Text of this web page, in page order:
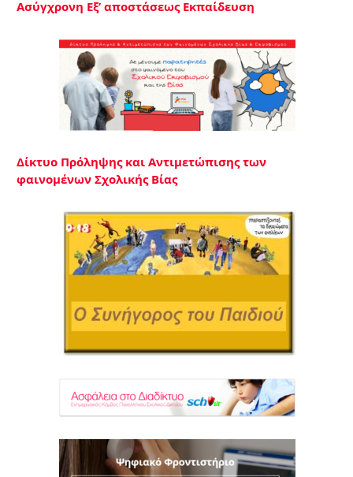
Ασύγχρονη Εξ’ αποστάσεως Εκπαίδευση
Δίκτυο Πρόληψης και Αντιμετώπισης των
φαινομένων Σχολικής Βίας